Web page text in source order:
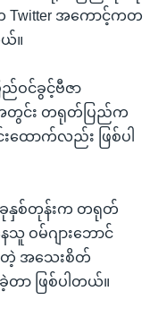
Twitter အကောင့်ကတ
။
ည်ဝင်ခွင့်ဗီဇာ
င်း တရုတ်ပြည်က
ောက်လည်း ဖြစ်ပါ
ခုနှစ်တုန်းက တရုတ်
သူ ဝမ်ဂျားဘောင်
တဲ့ အသေးစိတ်
ာ ဖြစ်ပါတယ်။